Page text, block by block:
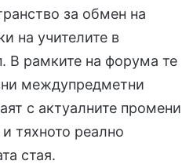
за обмен на
на учителите в
В рамките на форума те
междупредметни
с актуалните промени
тяхното реално
стая.